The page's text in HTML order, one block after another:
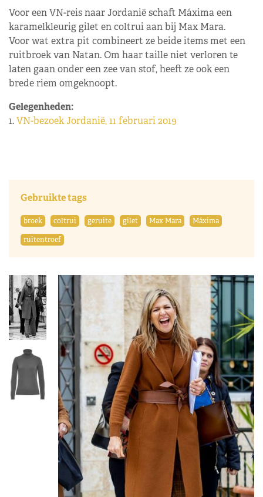
Voor een VN-reis naar Jordanië schaft Máxima een
karamelkleurig gilet en coltrui aan bij Max Mara.
Voor wat extra pit combineert ze beide items met een
ruitbroek van Natan. Om haar taille niet verloren te
laten gaan onder een zee van stof, heeft ze ook een
brede riem omgeknoopt.
Gelegenheden:
1.VN-bezoek Jordanië, 11 februari 2019
Gebruikte tags
broek coltrui geruite gilet Max Mara
Máxima
ruitentroef